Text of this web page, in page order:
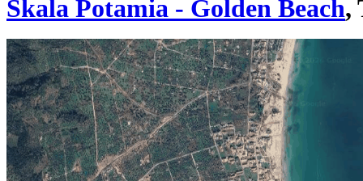
Skala Potamia - Golden Beach,